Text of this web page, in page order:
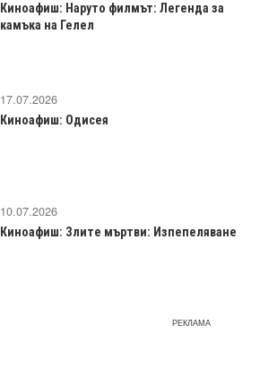
Киноафиш: Наруто филмът: Легенда за
камъка на Гелел
17.07.2026
Киноафиш: Одисея
10.07.2026
Киноафиш: Злите мъртви: Изпепеляване
РЕКЛАМА